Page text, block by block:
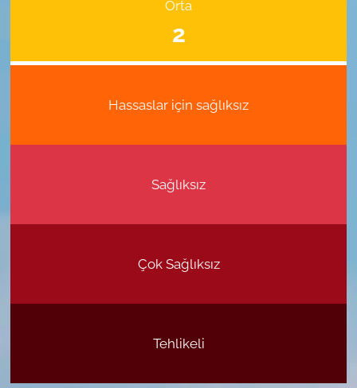
Orta
2
Hassaslar için sağlıksız
Sağlıksız
Çok Sağlıksız
Tehlikeli